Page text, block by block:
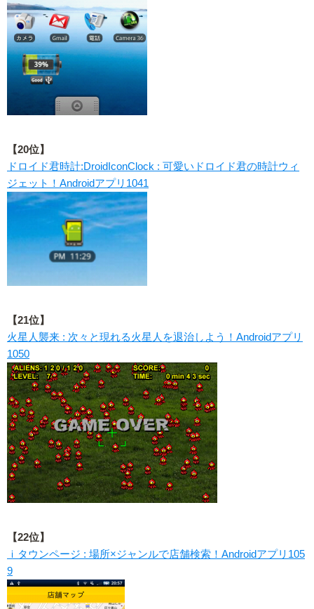
【20位】
ドロイド君時計:DroidIconClock : 可愛いドロイド君の時計ウィ
ジェット！Androidアプリ1041
【21位】
火星人襲来 : 次々と現れる火星人を退治しよう！Androidアプリ
1050
【22位】
ｉタウンページ : 場所×ジャンルで店舗検索！Androidアプリ105
9